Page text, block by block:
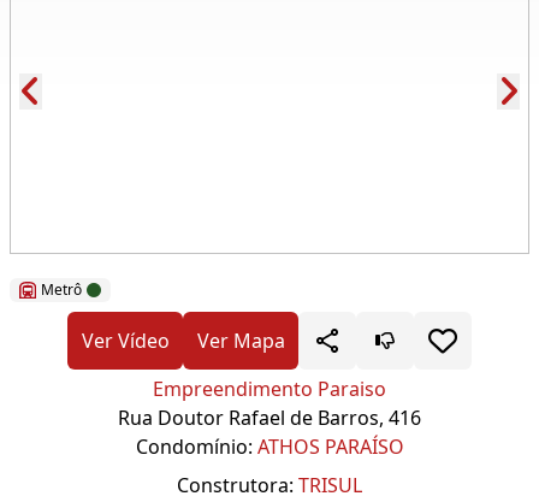
Metrô
Ver Vídeo
Ver Mapa
Empreendimento Paraiso
Rua Doutor Rafael de Barros, 416
Condomínio: ATHOS PARAÍSO
Construtora: TRISUL